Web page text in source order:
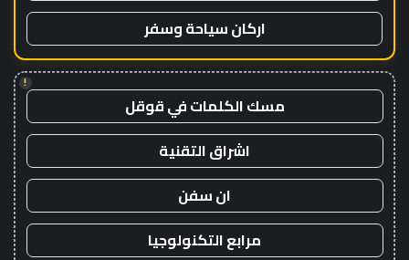
اركان سياحة وسفر
!
مسك الكلمات في قوقل
اشراق التقنية
ان سفن
مرابع التكنولوجيا